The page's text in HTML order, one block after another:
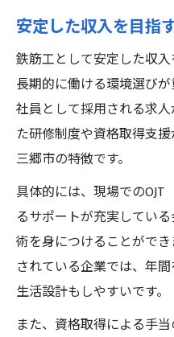
安定した収入を目指
鉄筋工として安定した収
長期的に働ける環境選び
社員として採用される求
た研修制度や資格取得支
三郷市の特徴です。
具体的には、現場での
るサポートが充実してい
術を身につけることがで
されている企業では、年
生活設計もしやすいです。
また、資格取得による手